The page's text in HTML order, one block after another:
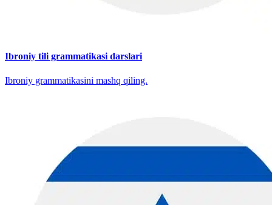
Ibroniy tili grammatikasi darslari
Ibroniy grammatikasini mashq qiling.